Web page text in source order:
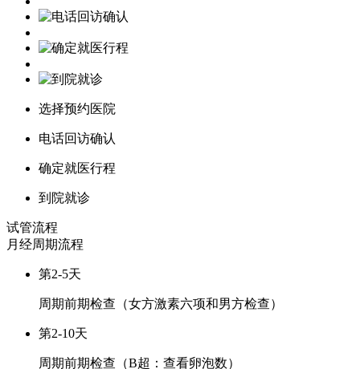
选择预约医院
电话回访确认
确定就医行程
到院就诊
试管流程
月经周期流程
第2-5天
周期前期检查（女方激素六项和男方检查）
第2-10天
周期前期检查（B超：查看卵泡数）